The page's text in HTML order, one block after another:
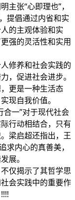
主张“心即理也”，
提倡通过内省和实
的主观体验和实
强的灵活性和实用
修养和社会实践的
，促进社会进步。
更是一种生活态
现自我价值。
合一”对于现代社会
行动相结合，只有
梁启超还指出，王
求内心的真善美，
展。
仅揭示了其哲学思
会实践中的重要作